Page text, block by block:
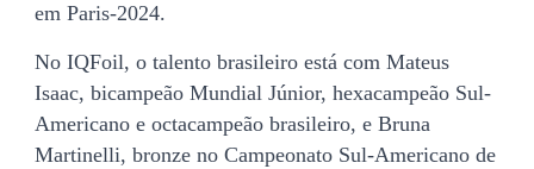
em Paris-2024.
No IQFoil, o talento brasileiro está com Mateus
Isaac, bicampeão Mundial Júnior, hexacampeão Sul-
Americano e octacampeão brasileiro, e Bruna
Martinelli, bronze no Campeonato Sul-Americano de